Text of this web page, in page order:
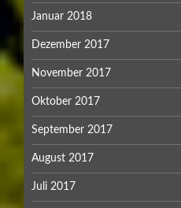
Januar 2018
Dezember 2017
November 2017
Oktober 2017
September 2017
August 2017
Juli 2017